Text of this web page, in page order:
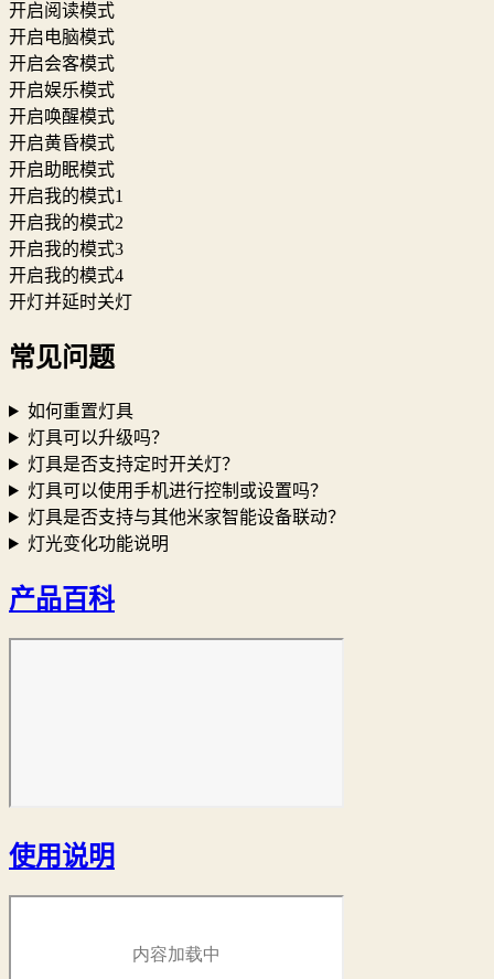
开启阅读模式
开启电脑模式
开启会客模式
开启娱乐模式
开启唤醒模式
开启黄昏模式
开启助眠模式
开启我的模式1
开启我的模式2
开启我的模式3
开启我的模式4
开灯并延时关灯
常见问题
如何重置灯具
灯具可以升级吗？
灯具是否支持定时开关灯？
灯具可以使用手机进行控制或设置吗？
灯具是否支持与其他米家智能设备联动？
灯光变化功能说明
产品百科
使用说明